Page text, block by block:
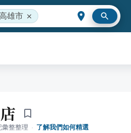
雄市
彙整整理 · 了解我們如何精選